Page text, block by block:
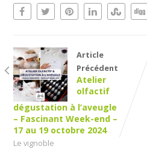
Article
Précédent
Atelier
olfactif
dégustation à l’aveugle
– Fascinant Week-end –
17 au 19 octobre 2024
Le vignoble